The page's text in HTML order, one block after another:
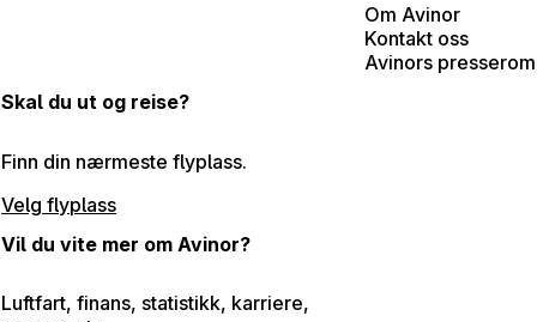
Om Avinor
Kontakt oss
Avinors presserom
Skal du ut og reise?
Finn din nærmeste flyplass.
Velg flyplass
Vil du vite mer om Avinor?
Luftfart, finans, statistikk, karriere,